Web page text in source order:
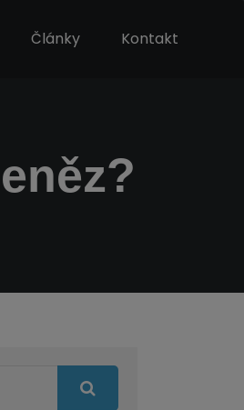
Články Kontakt